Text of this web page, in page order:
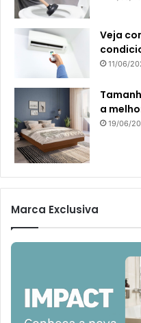
Veja
11/06/
a
19/06/
Marca Exclusiva